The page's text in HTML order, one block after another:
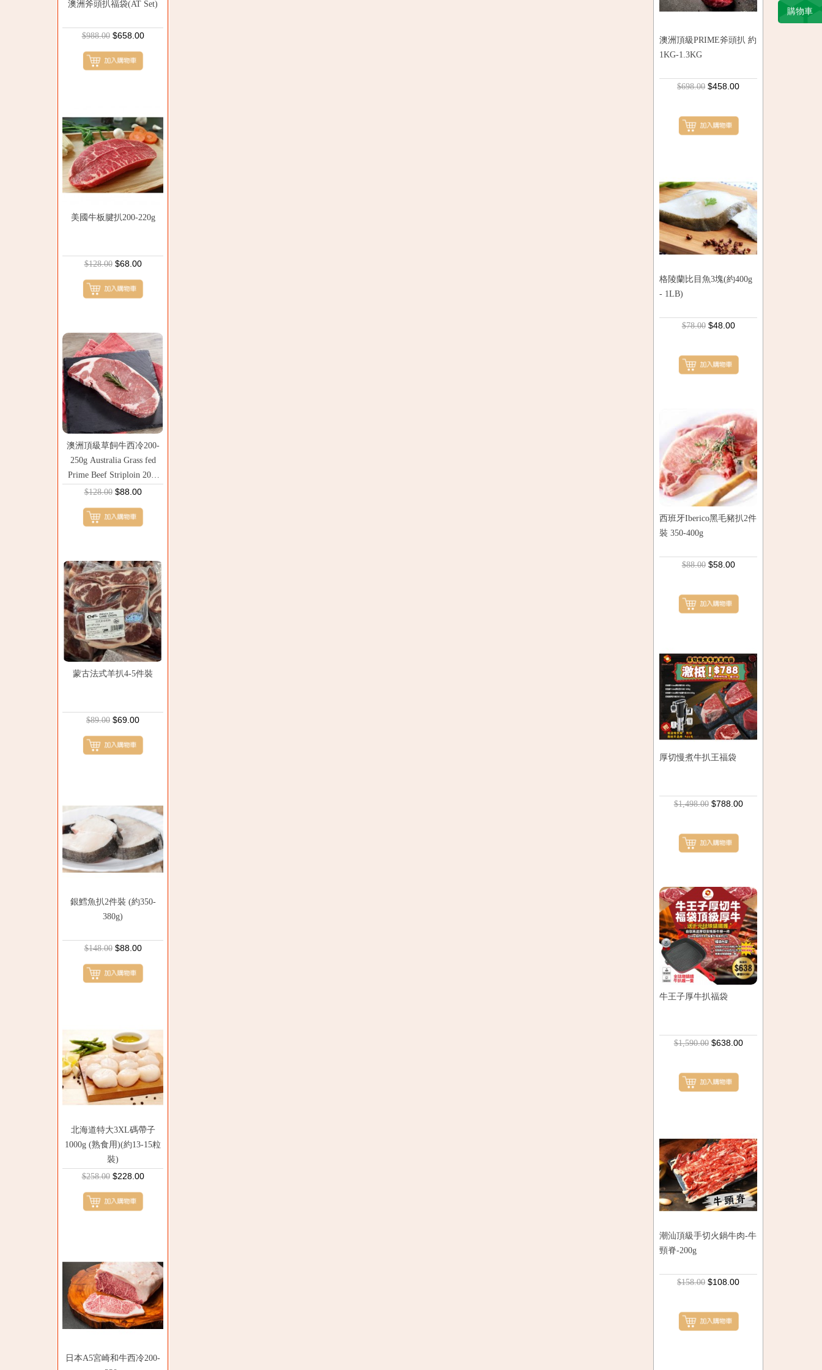
購物車
澳洲斧頭扒福袋(AT Set)
$988.00 $658.00
美國牛板腱扒200-220g
$128.00 $68.00
澳洲頂級草飼牛西冷200-
250g Australia Grass fed
Prime Beef Striploin 200-
250g
$128.00 $88.00
蒙古法式羊扒4-5件裝
$89.00 $69.00
銀鱈魚扒2件裝 (約350-
380g)
$148.00 $88.00
北海道特大3XL碼帶子
1000g (熟食用)(約13-15粒
裝)
$258.00 $228.00
日本A5宮崎和牛西冷200-
澳洲頂級PRIME斧頭扒 約
1KG-1.3KG
$698.00 $458.00
格陵蘭比目魚3塊(約400g
- 1LB)
$78.00 $48.00
西班牙Iberico黑毛豬扒2件
裝 350-400g
$88.00 $58.00
厚切慢煮牛扒王福袋
$1,498.00 $788.00
牛王子厚牛扒福袋
$1,590.00 $638.00
潮汕頂級手切火鍋牛肉-牛
頸脊-200g
$158.00 $108.00